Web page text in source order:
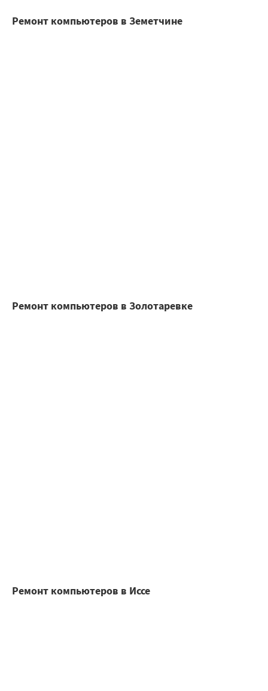
Ремонт компьютеров в Земетчине
Ремонт компьютеров в Золотаревке
Ремонт компьютеров в Иссе